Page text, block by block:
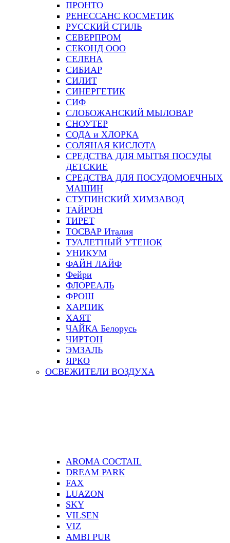
ПРОНТО
РЕНЕССАНС КОСМЕТИК
РУССКИЙ СТИЛЬ
СЕВЕРПРОМ
СЕКОНД ООО
СЕЛЕНА
СИБИАР
СИЛИТ
СИНЕРГЕТИК
СИФ
СЛОБОЖАНСКИЙ МЫЛОВАР
СНОУТЕР
СОДА и ХЛОРКА
СОЛЯНАЯ КИСЛОТА
СРЕДСТВА ДЛЯ МЫТЬЯ ПОСУДЫ
ДЕТСКИЕ
СРЕДСТВА ДЛЯ ПОСУДОМОЕЧНЫХ
МАШИН
СТУПИНСКИЙ ХИМЗАВОД
ТАЙРОН
ТИРЕТ
ТОСВАР Италия
ТУАЛЕТНЫЙ УТЕНОК
УНИКУМ
ФАЙН ЛАЙФ
Фейри
ФЛОРЕАЛЬ
ФРОШ
ХАРПИК
ХАЯТ
ЧАЙКА Белорусь
ЧИРТОН
ЭМЗАЛЬ
ЯРКО
ОСВЕЖИТЕЛИ ВОЗДУХА
AROMA COCTAIL
DREAM PARK
FAX
LUAZON
SKY
VILSEN
VIZ
АMBI PUR